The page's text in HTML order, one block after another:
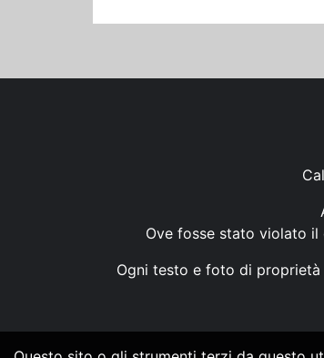
Ove fosse stato violato
Ogni testo e foto di